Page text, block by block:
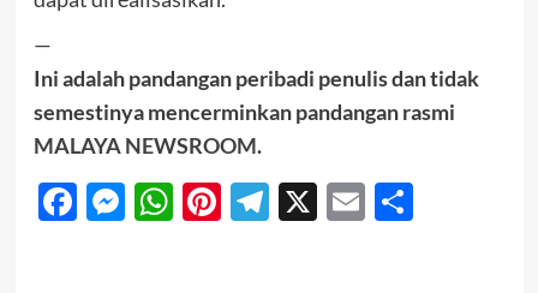
—
Ini adalah pandangan peribadi penulis dan tidak
semestinya mencerminkan pandangan rasmi
MALAYA NEWSROOM.
Facebook
Messenger
WhatsApp
Pinterest
Telegram
X EmailShare